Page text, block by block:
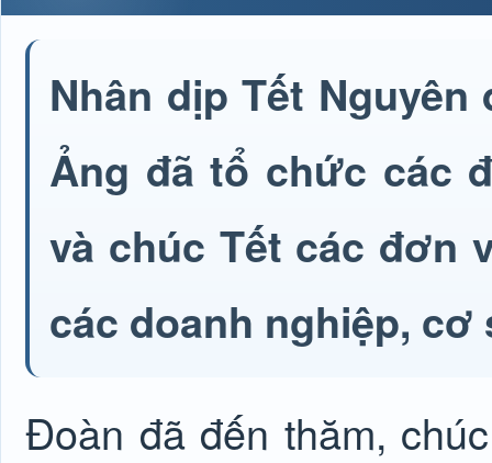
Nhân dịp Tết
Ảng đã tổ chức các
và chúc Tết các đơn
các doanh nghiệp,
Đoàn đã đến thăm,